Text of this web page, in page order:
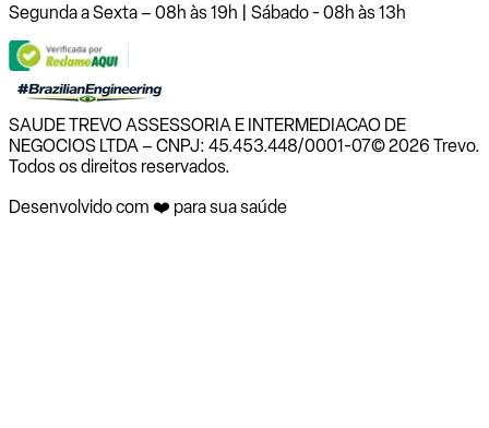
Segunda a Sexta – 08h às 19h | Sábado - 08h às 13h
SAUDE TREVO ASSESSORIA E INTERMEDIACAO DE
NEGOCIOS LTDA – CNPJ: 45.453.448/0001-07© 2026 Trevo.
Todos os direitos reservados.
Desenvolvido com ❤️ para sua saúde